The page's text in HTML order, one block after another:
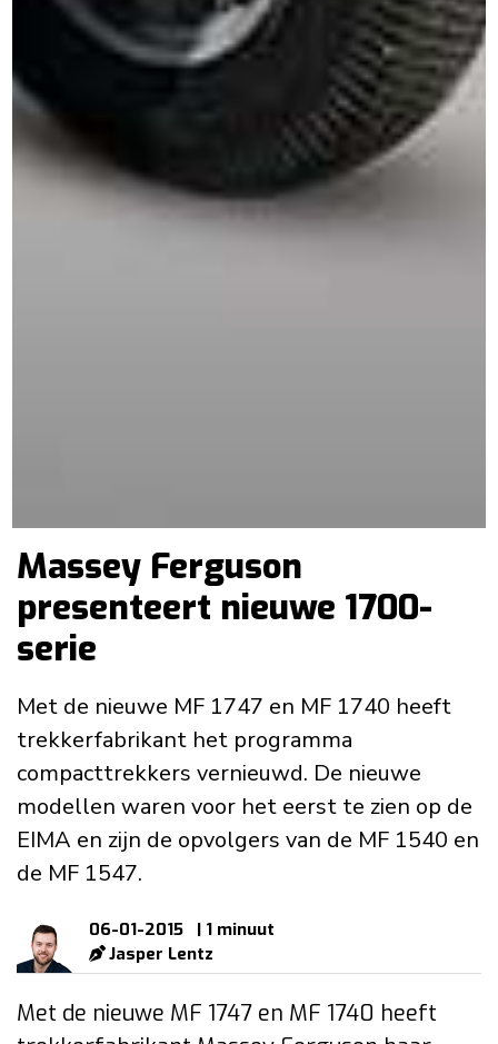
Massey Ferguson
presenteert nieuwe 1700-
serie
Met de nieuwe MF 1747 en MF 1740 heeft
trekkerfabrikant het programma
compacttrekkers vernieuwd. De nieuwe
modellen waren voor het eerst te zien op de
EIMA en zijn de opvolgers van de MF 1540 en
de MF 1547.
06-01-2015
| 1 minuut
Jasper Lentz
Met de nieuwe MF 1747 en MF 1740 heeft